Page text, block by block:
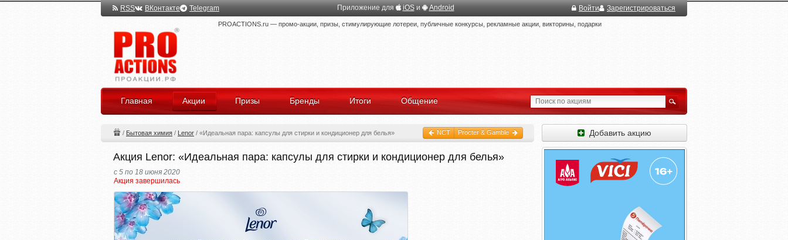
RSS ВКонтакте Telegram Приложение для iOSи Android Войти Зарегистрироваться
PROACTIONS.ru — промо-акции, призы, стимулирующие лотереи, публичные конкурсы, рекламные акции, викторины, подарки
Главная Акции Призы Бренды Итоги Общение
NCT Procter & Gamble
/ Бытовая химия / Lenor / «Идеальная пара: капсулы для стирки и кондиционер для белья»
Акция Lenor: «Идеальная пара: капсулы для стирки и кондиционер для белья»
с 5 по 18 июня 2020
Акция завершилась
Добавить акцию